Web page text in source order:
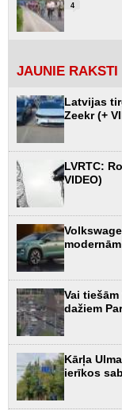
4
JAUNIE RAKSTI
Latvijas
Zeekr (+
LVRTC:
VIDEO)
Vai
dažiem
Kārļa
ierīkos